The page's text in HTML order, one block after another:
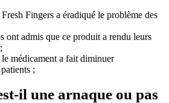
Fingers a éradiqué le problème des
ont admis que ce produit a rendu leurs
médicament a fait diminuer
;
il une arnaque ou pas